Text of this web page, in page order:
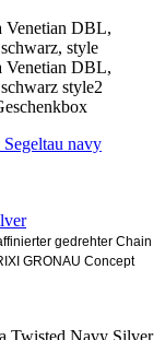
gedrehter Chain
GRONAU Concept